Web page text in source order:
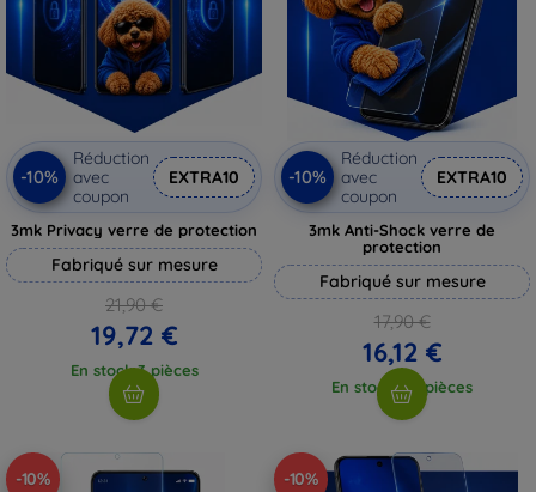
-10%
Réduction
avec
coupon
EXTRA10
3mk Privacy verre de protection
Fabriqué sur mesure
21,90 €
19,72 €
En stock 3 pièces
-10%
Réduction
avec
coupon
EXTRA10
3mk Anti-Shock verre de
protection
Fabriqué sur mesure
17,90 €
16,12 €
En stock > 5 pièces
-10% -10%